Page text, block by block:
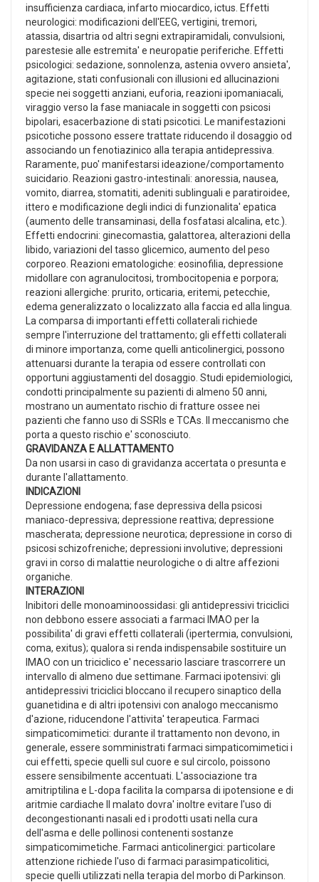
insufficienza cardiaca, infarto miocardico, ictus. Effetti
neurologici: modificazioni dell'EEG, vertigini, tremori,
atassia, disartria od altri segni extrapiramidali, convulsioni,
parestesie alle estremita' e neuropatie periferiche. Effetti
psicologici: sedazione, sonnolenza, astenia ovvero ansieta',
agitazione, stati confusionali con illusioni ed allucinazioni
specie nei soggetti anziani, euforia, reazioni ipomaniacali,
viraggio verso la fase maniacale in soggetti con psicosi
bipolari, esacerbazione di stati psicotici. Le manifestazioni
psicotiche possono essere trattate riducendo il dosaggio od
associando un fenotiazinico alla terapia antidepressiva.
Raramente, puo' manifestarsi ideazione/comportamento
suicidario. Reazioni gastro-intestinali: anoressia, nausea,
vomito, diarrea, stomatiti, adeniti sublinguali e paratiroidee,
ittero e modificazione degli indici di funzionalita' epatica
(aumento delle transaminasi, della fosfatasi alcalina, etc.).
Effetti endocrini: ginecomastia, galattorea, alterazioni della
libido, variazioni del tasso glicemico, aumento del peso
corporeo. Reazioni ematologiche: eosinofilia, depressione
midollare con agranulocitosi, trombocitopenia e porpora;
reazioni allergiche: prurito, orticaria, eritemi, petecchie,
edema generalizzato o localizzato alla faccia ed alla lingua.
La comparsa di importanti effetti collaterali richiede
sempre l'interruzione del trattamento; gli effetti collaterali
di minore importanza, come quelli anticolinergici, possono
attenuarsi durante la terapia od essere controllati con
opportuni aggiustamenti del dosaggio. Studi epidemiologici,
condotti principalmente su pazienti di almeno 50 anni,
mostrano un aumentato rischio di fratture ossee nei
pazienti che fanno uso di SSRIs e TCAs. Il meccanismo che
porta a questo rischio e' sconosciuto.
GRAVIDANZA E ALLATTAMENTO
Da non usarsi in caso di gravidanza accertata o presunta e
durante l'allattamento.
INDICAZIONI
Depressione endogena; fase depressiva della psicosi
maniaco-depressiva; depressione reattiva; depressione
mascherata; depressione neurotica; depressione in corso di
psicosi schizofreniche; depressioni involutive; depressioni
gravi in corso di malattie neurologiche o di altre affezioni
organiche.
INTERAZIONI
Inibitori delle monoaminoossidasi: gli antidepressivi triciclici
non debbono essere associati a farmaci IMAO per la
possibilita' di gravi effetti collaterali (ipertermia, convulsioni,
coma, exitus); qualora si renda indispensabile sostituire un
IMAO con un triciclico e' necessario lasciare trascorrere un
intervallo di almeno due settimane. Farmaci ipotensivi: gli
antidepressivi triciclici bloccano il recupero sinaptico della
guanetidina e di altri ipotensivi con analogo meccanismo
d'azione, riducendone l'attivita' terapeutica. Farmaci
simpaticomimetici: durante il trattamento non devono, in
generale, essere somministrati farmaci simpaticomimetici i
cui effetti, specie quelli sul cuore e sul circolo, poissono
essere sensibilmente accentuati. L'associazione tra
amitriptilina e L-dopa facilita la comparsa di ipotensione e di
aritmie cardiache Il malato dovra' inoltre evitare l'uso di
decongestionanti nasali ed i prodotti usati nella cura
dell'asma e delle pollinosi contenenti sostanze
simpaticomimetiche. Farmaci anticolinergici: particolare
attenzione richiede l'uso di farmaci parasimpaticolitici,
specie quelli utilizzati nella terapia del morbo di Parkinson.